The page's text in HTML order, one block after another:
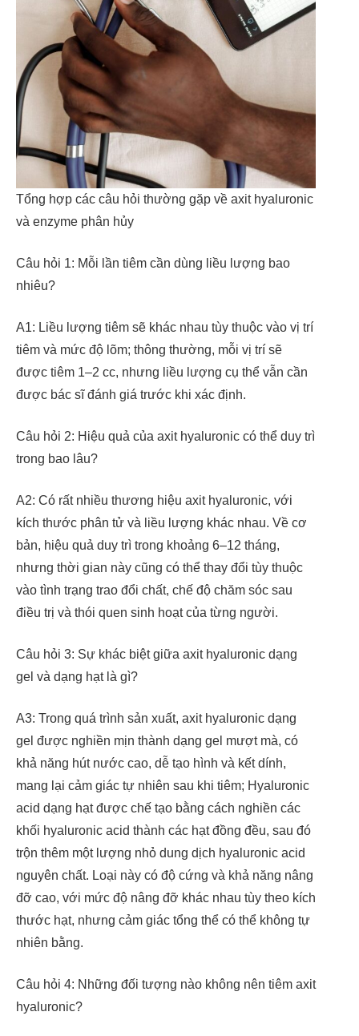
Tổng hợp các câu hỏi thường gặp về axit hyaluronic
và enzyme phân hủy
Câu hỏi 1: Mỗi lần tiêm cần dùng liều lượng bao
nhiêu?
A1: Liều lượng tiêm sẽ khác nhau tùy thuộc vào vị trí
tiêm và mức độ lõm; thông thường, mỗi vị trí sẽ
được tiêm 1–2 cc, nhưng liều lượng cụ thể vẫn cần
được bác sĩ đánh giá trước khi xác định.
Câu hỏi 2: Hiệu quả của axit hyaluronic có thể duy trì
trong bao lâu?
A2: Có rất nhiều thương hiệu axit hyaluronic, với
kích thước phân tử và liều lượng khác nhau. Về cơ
bản, hiệu quả duy trì trong khoảng 6–12 tháng,
nhưng thời gian này cũng có thể thay đổi tùy thuộc
vào tình trạng trao đổi chất, chế độ chăm sóc sau
điều trị và thói quen sinh hoạt của từng người.
Câu hỏi 3: Sự khác biệt giữa axit hyaluronic dạng
gel và dạng hạt là gì?
A3: Trong quá trình sản xuất, axit hyaluronic dạng
gel được nghiền mịn thành dạng gel mượt mà, có
khả năng hút nước cao, dễ tạo hình và kết dính,
mang lại cảm giác tự nhiên sau khi tiêm; Hyaluronic
acid dạng hạt được chế tạo bằng cách nghiền các
khối hyaluronic acid thành các hạt đồng đều, sau đó
trộn thêm một lượng nhỏ dung dịch hyaluronic acid
nguyên chất. Loại này có độ cứng và khả năng nâng
đỡ cao, với mức độ nâng đỡ khác nhau tùy theo kích
thước hạt, nhưng cảm giác tổng thể có thể không tự
nhiên bằng.
Câu hỏi 4: Những đối tượng nào không nên tiêm axit
hyaluronic?